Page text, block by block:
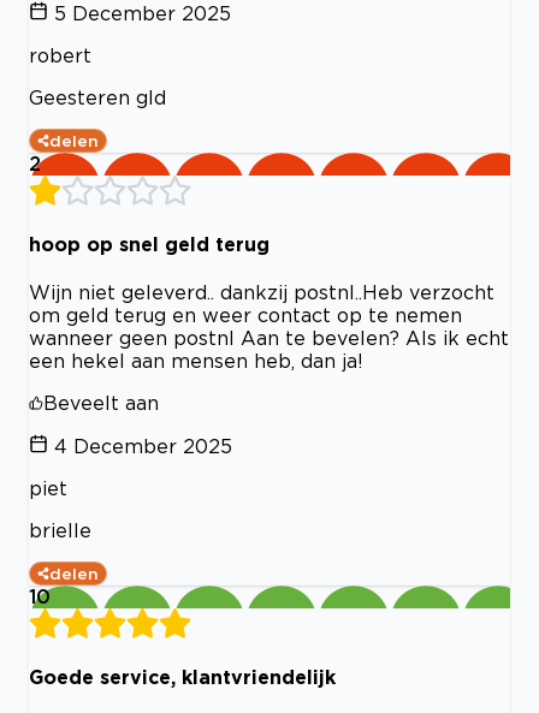
5 December 2025
robert
Geesteren gld
delen
2
hoop op snel geld terug
Wijn niet geleverd.. dankzij postnl..Heb verzocht
om geld terug en weer contact op te nemen
wanneer geen postnl Aan te bevelen? Als ik echt
een hekel aan mensen heb, dan ja!
Beveelt aan
4 December 2025
piet
brielle
delen
10
Goede service, klantvriendelijk